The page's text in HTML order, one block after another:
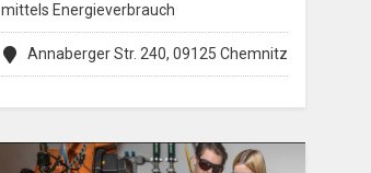
mittels Energieverbrauch
Annaberger Str. 240, 09125 Chemnitz